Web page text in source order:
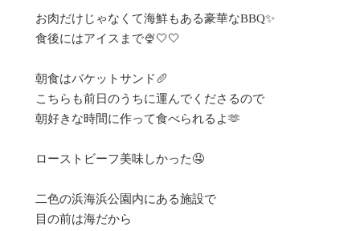
お肉だけじゃなくて海鮮もある豪華なBBQ✨
食後にはアイスまで🍨🤍🤍
朝食はバケットサンド🥖
こちらも前日のうちに運んでくださるので
朝好きな時間に作って食べられるよ🫶
ローストビーフ美味しかった🤤
二色の浜海浜公園内にある施設で
目の前は海だから